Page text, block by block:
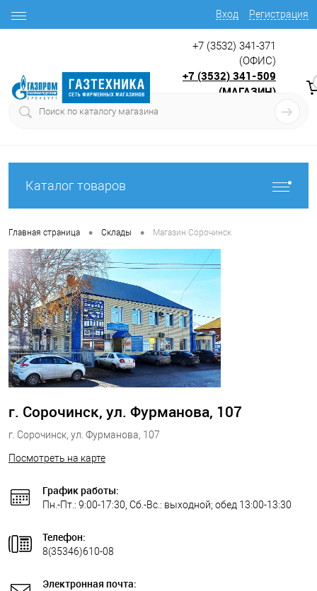
Вход Регистрация
+7 (3532) 341-371
(ОФИС)
+7 (3532) 341-509
(МАГАЗИН)
Каталог товаров
Главная страница • Склады • Магазин Сорочинск
г. Сорочинск, ул. Фурманова, 107
г. Сорочинск, ул. Фурманова, 107
Посмотреть на карте
График работы:
Пн.-Пт.: 9:00-17:30, Сб.-Вс.: выходной; обед 13:00-13:30
Телефон:
8(35346)610-08
Электронная почта: